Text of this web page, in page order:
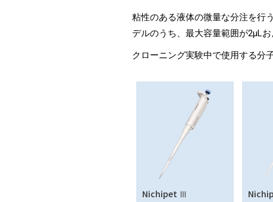
粘性のある液体の微量な分注を行
デルのうち、最大容量範囲が2μL
クローニング実験中で使用する分
Nichipet Ⅲ